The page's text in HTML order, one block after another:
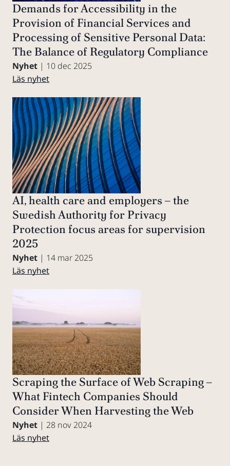
Nyhet | 10 dec 2025
Demands for Accessibility in the
Provision of Financial Services and
Processing of Sensitive Personal Data:
The Balance of Regulatory Compliance
Läs nyhet
Nyhet | 14 mar 2025
AI, health care and employers – the
Swedish Authority for Privacy
Protection focus areas for supervision
2025
Läs nyhet
Nyhet | 28 nov 2024
Scraping the Surface of Web Scraping –
What Fintech Companies Should
Consider When Harvesting the Web
Läs nyhet